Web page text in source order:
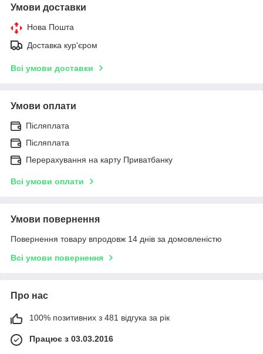
Умови доставки
Нова Пошта
Доставка кур'єром
Всі умови доставки
Умови оплати
Післяплата
Післяплата
Перерахування на карту Приватбанку
Всі умови оплати
Умови повернення
Повернення товару впродовж 14 днів за домовленістю
Всі умови повернення
Про нас
100% позитивних з 481 відгука за рік
Працює з 03.03.2016